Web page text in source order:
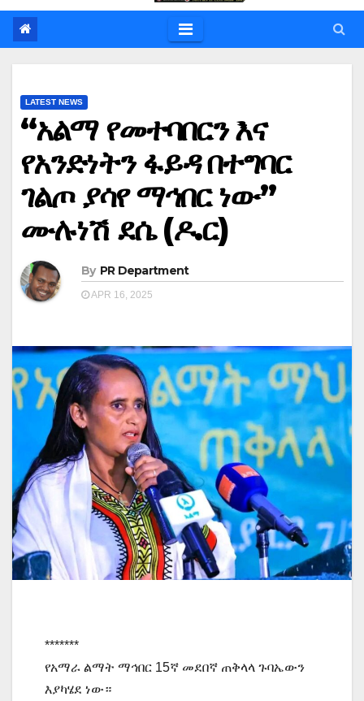
LATEST NEWS
“አልማ የመተባበርን እና
የአንድነትን ፋይዳ በተግባር
ገልጦ ያሳየ ማኅበር ነው”
ሙሉነሽ ደሴ (ዶ.ር)
By PR Department
APR 16, 2025
*******
የአማራ ልማት ማኅበር 15ኛ መደበኛ ጠቅላላ ጉባኤውን
እያካሄደ ነው።